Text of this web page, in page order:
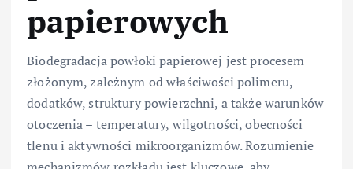
papierowych
Biodegradacja powłoki papierowej jest procesem
złożonym, zależnym od właściwości polimeru,
dodatków, struktury powierzchni, a także warunków
otoczenia – temperatury, wilgotności, obecności
tlenu i aktywności mikroorganizmów. Rozumienie